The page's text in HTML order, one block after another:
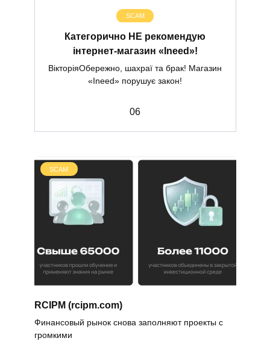
SCAM
Категорично НЕ рекомендую
інтернет-магазин «Ineed»!
ВікторіяОбережно, шахраї та брак! Магазин
«Ineed» порушує закон!
06
SCAM
RCIPM (rcipm.com)
Финансовый рынок снова заполняют проекты с
громкими